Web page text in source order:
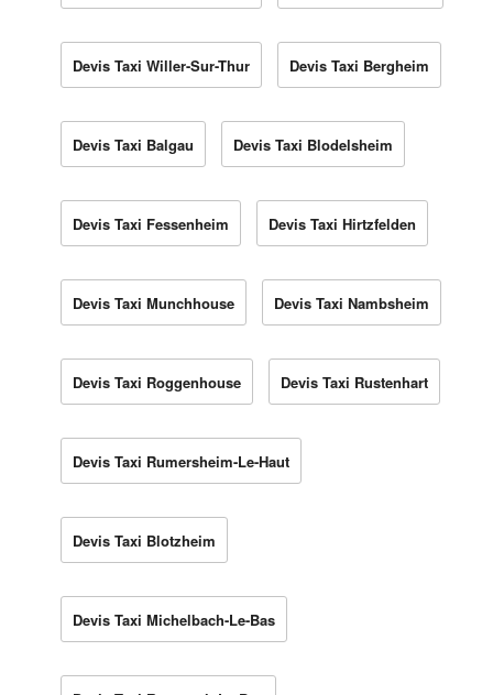
Devis Taxi Willer-Sur-Thur Devis Taxi Bergheim
Devis Taxi Balgau Devis Taxi Blodelsheim
Devis Taxi Fessenheim Devis Taxi Hirtzfelden
Devis Taxi Munchhouse Devis Taxi Nambsheim
Devis Taxi Roggenhouse Devis Taxi Rustenhart
Devis Taxi Rumersheim-Le-Haut
Devis Taxi Blotzheim
Devis Taxi Michelbach-Le-Bas